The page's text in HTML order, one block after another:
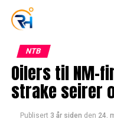
NTB
Oilers til NM-
strake seirer
Publisert 3 år siden den 24.